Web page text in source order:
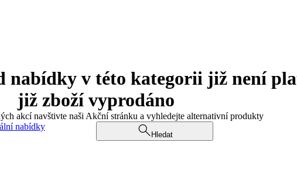
nabídky v této kategorii již není
již zboží vyprodáno
akcí navštivte naši Akční stránku a vyhledejte alternativní produkty
nabídky
Hledat